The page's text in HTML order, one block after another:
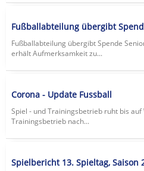
Fußballabteilung übergibt
Fußballabteilung übergibt Spende
erhält Aufmerksamkeit zu...
Corona - Update Fussball
Spiel - und Trainingsbetrieb ruht bis auf
Trainingsbetrieb nach...
Spielbericht 13. Spieltag, Saison